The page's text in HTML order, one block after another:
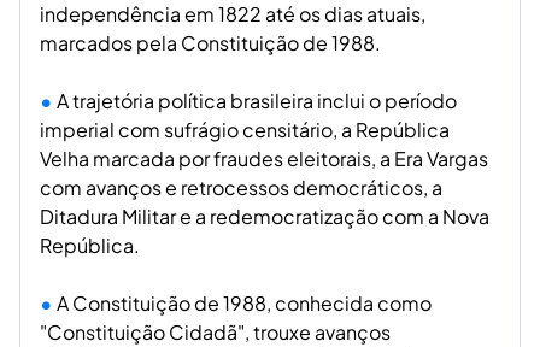
independência em 1822 até os dias atuais,
marcados pela Constituição de 1988.
A trajetória política brasileira inclui o período
imperial com sufrágio censitário, a República
Velha marcada por fraudes eleitorais, a Era Vargas
com avanços e retrocessos democráticos, a
Ditadura Militar e a redemocratização com a Nova
República.
A Constituição de 1988, conhecida como
"Constituição Cidadã", trouxe avanços